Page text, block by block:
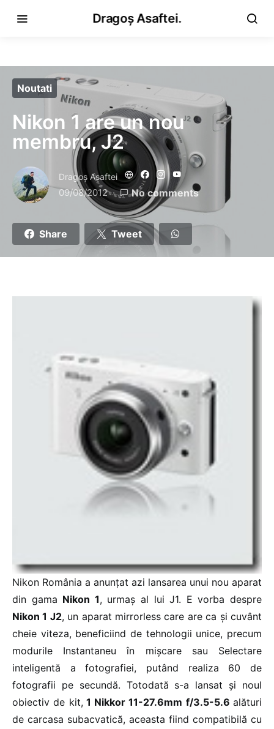
Dragoș Asaftei.
Noutati
Nikon 1 are un nou
membru, J2
Dragoş Asaftei
09/08/2012 No comments
Share Tweet
Nikon România a anunțat azi lansarea unui nou aparat
din gama Nikon 1, urmaș al lui J1. E vorba despre
Nikon 1 J2, un aparat mirrorless care are ca și cuvânt
cheie viteza, beneficiind de tehnologii unice, precum
modurile Instantaneu în mișcare sau Selectare
inteligentă a fotografiei, putând realiza 60 de
fotografii pe secundă. Totodată s-a lansat și noul
obiectiv de kit,1 Nikkor 11-27.6mm f/3.5-5.6alături
de carcasa subacvatică, aceasta fiind compatibilă cu